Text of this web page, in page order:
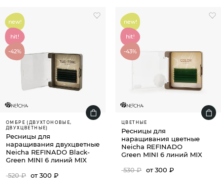
new!
hit!
-42%
ОМБРЕ (ДВУХТОНОВЫЕ,
ДВУХЦВЕТНЫЕ)
Ресницы для
наращивания двухцветные
Neicha REFINADO Black-
Green MINI 6 линий MIX
520 ₽ от 300 ₽
new!
hit!
-43%
ЦВЕТНЫЕ
Ресницы для
наращивания цветные
Neicha REFINADO
Green MINI 6 линий MIX
530 ₽ от 300 ₽